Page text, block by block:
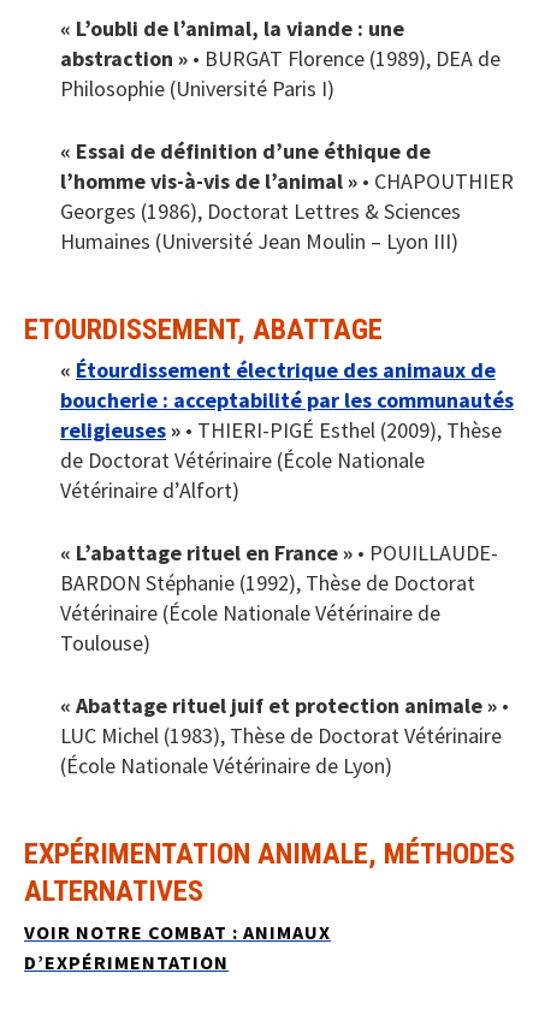
« L’oubli de l’animal, la viande : une
abstraction » • BURGAT Florence (1989), DEA de
Philosophie (Université Paris I)
« Essai de définition d’une éthique de
l’homme vis-à-vis de l’animal » • CHAPOUTHIER
Georges (1986), Doctorat Lettres & Sciences
Humaines (Université Jean Moulin – Lyon III)
ETOURDISSEMENT, ABATTAGE
« Étourdissement électrique des animaux de
boucherie : acceptabilité par les communautés
religieuses» • THIERI-PIGÉ Esthel (2009), Thèse
de Doctorat Vétérinaire (École Nationale
Vétérinaire d’Alfort)
« L’abattage rituel en France » • POUILLAUDE-
BARDON Stéphanie (1992), Thèse de Doctorat
Vétérinaire (École Nationale Vétérinaire de
Toulouse)
« Abattage rituel juif et protection animale » •
LUC Michel (1983), Thèse de Doctorat Vétérinaire
(École Nationale Vétérinaire de Lyon)
EXPÉRIMENTATION ANIMALE, MÉTHODES
ALTERNATIVES
VOIR NOTRE COMBAT : ANIMAUX
D’EXPÉRIMENTATION